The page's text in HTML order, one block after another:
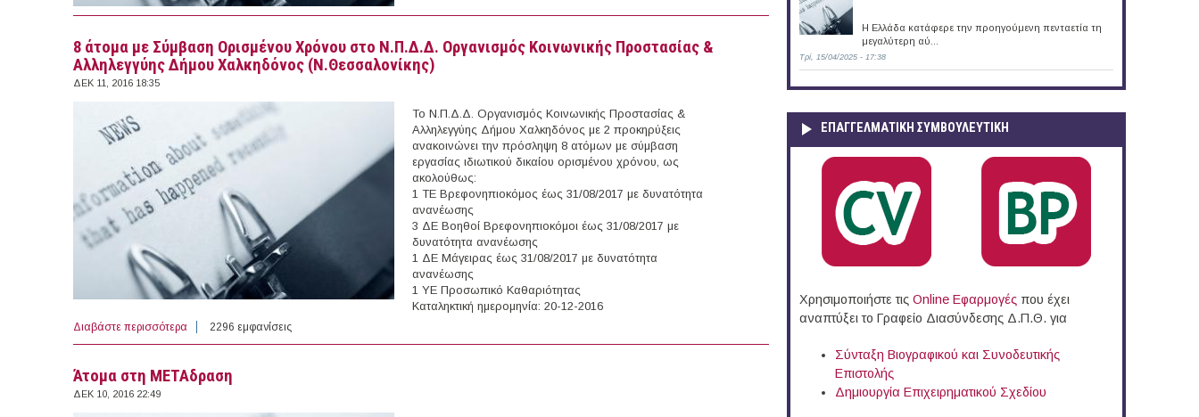
8 άτομα με Σύμβαση Ορισμένου Χρόνου στο Ν.Π.Δ.Δ. Οργανισμός Κοινωνικής Προστασίας &
Αλληλεγγύης Δήμου Χαλκηδόνος (Ν.Θεσσαλονίκης)
ΔΕΚ 11, 2016 18:35
Το Ν.Π.Δ.Δ. Οργανισμός Κοινωνικής Προστασίας &
Αλληλεγγύης Δήμου Χαλκηδόνος με 2 προκηρύξεις
ανακοινώνει την πρόσληψη 8 ατόμων με σύμβαση
εργασίας ιδιωτικού δικαίου ορισμένου χρόνου, ως
ακολούθως:
1 ΤΕ Βρεφονηπιοκόμος έως 31/08/2017 με δυνατότητα
ανανέωσης
3 ΔΕ Βοηθοί Βρεφονηπιοκόμοι έως 31/08/2017 με
δυνατότητα ανανέωσης
1 ΔΕ Μάγειρας έως 31/08/2017 με δυνατότητα
ανανέωσης
1 ΥΕ Προσωπικό Καθαριότητας
Καταληκτική ημερομηνία: 20-12-2016
Διαβάστε περισσότερα για 8 άτομα με Σύμβαση Ορισμένου Χρόνου στο Ν.Π.Δ.Δ. Οργανισμός Κοινωνικής Προστασίας & Αλληλεγγύης Δήμου Χαλκηδόνος (Ν.Θεσσαλονίκης)
2296 εμφανίσεις
Άτομα στη ΜΕΤΑδραση
ΔΕΚ 10, 2016 22:49
H Ελλάδα κατάφερε την προηγούμενη πενταετία τη
μεγαλύτερη αύ...
Τρί, 15/04/2025 - 17:38
ΕΠΑΓΓΕΛΜΑΤΙΚΉ ΣΥΜΒΟΥΛΕΥΤΙΚΉ
Χρησιμοποιήστε τις Online Eφαρμογές που έχει
αναπτύξει το Γραφείο Διασύνδεσης Δ.Π.Θ. για
Σύνταξη Βιογραφικού και Συνοδευτικής
Επιστολής
Δημιουργία Επιχειρηματικού Σχεδίου